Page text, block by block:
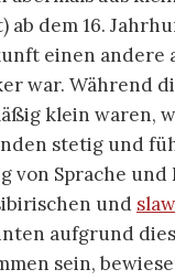
ab dem 16.
einen andere
war. Während
klein waren,
stetig und
von Sprache
und
aufgrund
sein,